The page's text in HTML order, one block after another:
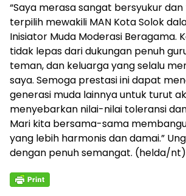
“Saya merasa sangat bersyukur
terpilih mewakili MAN Kota Solok
Inisiator Muda Moderasi Beragama.
tidak lepas dari dukungan penuh
teman, dan keluarga yang selalu
saya. Semoga prestasi ini dapat
generasi muda lainnya untuk turut
menyebarkan nilai-nilai toleransi
Mari kita bersama-sama
yang lebih harmonis dan damai.”
dengan penuh semangat. (helda/nt)